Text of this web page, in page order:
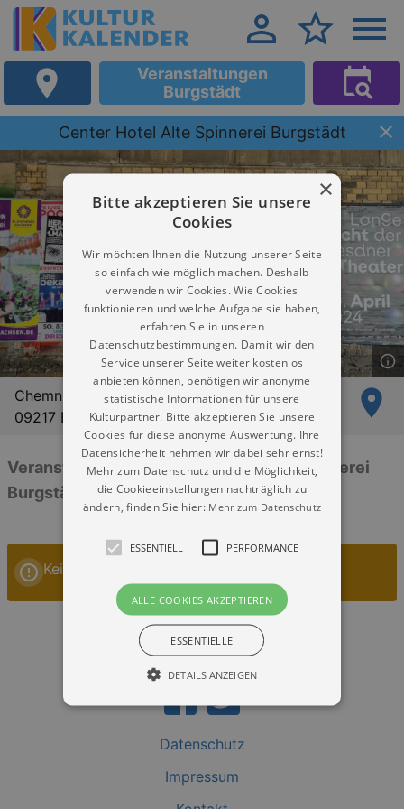
Veranstaltungen
Burgstädt
Center Hotel Alte Spinnerei Burgstädt
Chemnitzer Straße 89-91
09217 Burgstädt
Veranstaltungen: „Center Hotel Alte Spinnerei
Burgstädt“
Keine Veranstaltungen
Datenschutz
Impressum
×
Bitte akzeptieren Sie unsere
Cookies
Wir möchten Ihnen die Nutzung unserer Seite
so einfach wie möglich machen. Deshalb
verwenden wir Cookies. Wie Cookies
funktionieren und welche Aufgabe sie haben,
erfahren Sie in unseren
Datenschutzbestimmungen. Damit wir den
Service unserer Seite weiter kostenlos
anbieten können, benötigen wir anonyme
statistische Informationen für unsere
Kulturpartner. Bitte akzeptieren Sie unsere
Cookies für diese anonyme Auswertung. Ihre
Datensicherheit nehmen wir dabei sehr ernst!
Mehr zum Datenschutz und die Möglichkeit,
die Cookieeinstellungen nachträglich zu
ändern, finden Sie hier: Mehr zum Datenschutz
ESSENTIELL PERFORMANCE
ALLE COOKIES AKZEPTIEREN
ESSENTIELLE
DETAILS ANZEIGEN
Essentiell Performance
Essentielle Cookies werden für die
gebraucht. Zum Beispiel für das Login in Ihren